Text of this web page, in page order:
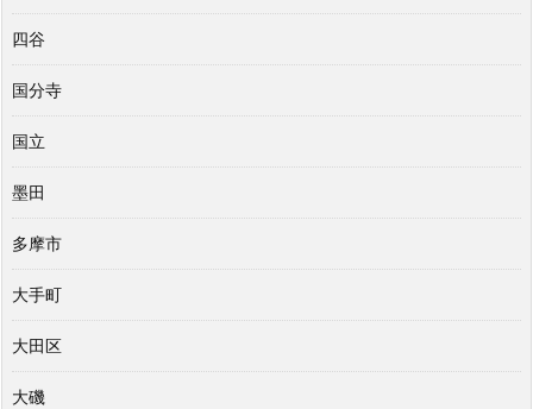
四谷
国分寺
国立
墨田
多摩市
大手町
大田区
大磯